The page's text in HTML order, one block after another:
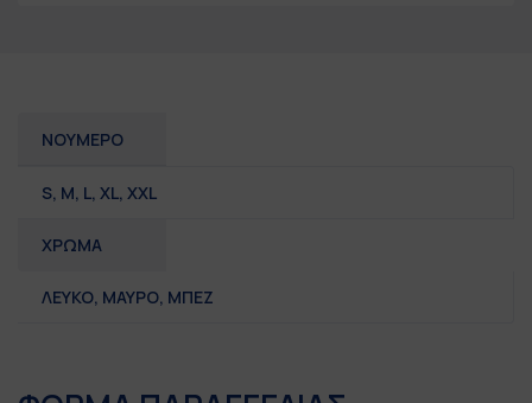
ΝΟΥΜΕΡΟ
S, M, L, XL, XXL
ΧΡΩΜΑ
ΛΕΥΚΟ, ΜΑΥΡΟ, ΜΠΕΖ